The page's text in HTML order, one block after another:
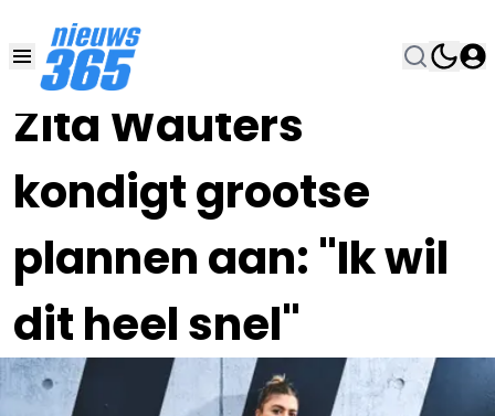
Zita Wauters
kondigt grootse
plannen aan: "Ik wil
dit heel snel"
18 MEI , 16:00•